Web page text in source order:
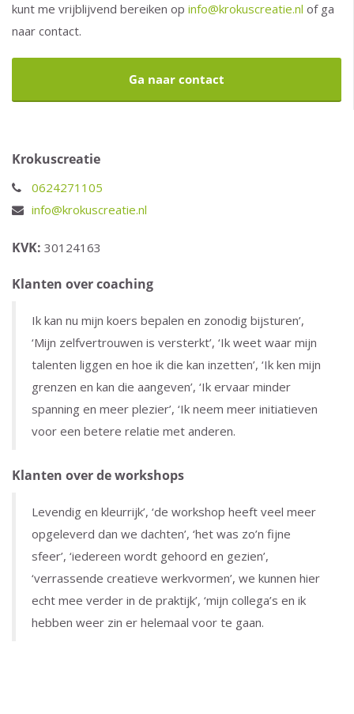
kunt me vrijblijvend bereiken op info@krokuscreatie.nl of ga
naar contact.
Ga naar contact
Krokuscreatie
0624271105
info@krokuscreatie.nl
KVK: 30124163
Klanten over coaching
Ik kan nu mijn koers bepalen en zonodig bijsturen’,
‘Mijn zelfvertrouwen is versterkt’, ‘Ik weet waar mijn
talenten liggen en hoe ik die kan inzetten’, ‘Ik ken mijn
grenzen en kan die aangeven’, ‘Ik ervaar minder
spanning en meer plezier’, ‘Ik neem meer initiatieven
voor een betere relatie met anderen.
Klanten over de workshops
Levendig en kleurrijk’, ‘de workshop heeft veel meer
opgeleverd dan we dachten’, ‘het was zo’n fijne
sfeer’, ‘iedereen wordt gehoord en gezien’,
‘verrassende creatieve werkvormen’, we kunnen hier
echt mee verder in de praktijk’, ‘mijn collega’s en ik
hebben weer zin er helemaal voor te gaan.